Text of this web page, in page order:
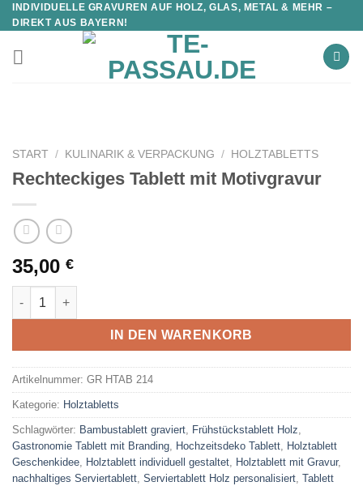
INDIVIDUELLE GRAVUREN AUF HOLZ, GLAS, METAL & MEHR –
DIREKT AUS BAYERN!
START / KULINARIK & VERPACKUNG / HOLZTABLETTS
Rechteckiges Tablett mit Motivgravur
35,00 €
Rechteckiges Tablett mit Motivgravur Menge
IN DEN WARENKORB
Artikelnummer: GR HTAB 214
Kategorie: Holztabletts
Schlagwörter: Bambustablett graviert, Frühstückstablett Holz,
Gastronomie Tablett mit Branding, Hochzeitsdeko Tablett, Holztablett
Geschenkidee, Holztablett individuell gestaltet, Holztablett mit Gravur,
nachhaltiges Serviertablett, Serviertablett Holz personalisiert, Tablett